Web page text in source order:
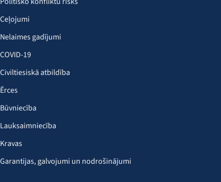
Ceļojumi
Nelaimes gadījumi
COVID-19
Civiltiesiskā atbildība
Ērces
Būvniecība
Lauksaimniecība
Kravas
Garantijas, galvojumi un nodrošinājumi